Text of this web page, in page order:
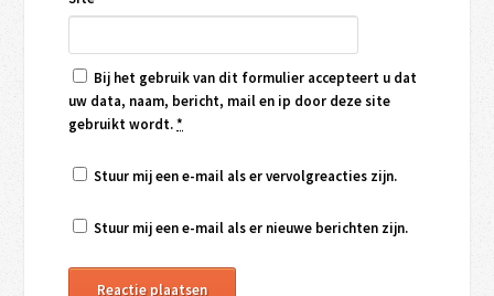
Bij het gebruik van dit formulier accepteert u dat
uw data, naam, bericht, mail en ip door deze site
gebruikt wordt.*
Stuur mij een e-mail als er vervolgreacties zijn.
Stuur mij een e-mail als er nieuwe berichten zijn.